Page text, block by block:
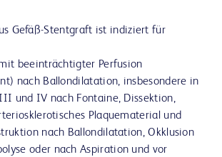
Gefäß-Stentgraft ist indiziert für
beeinträchtigter Perfusion
nach Ballondilatation, insbesondere in
und IV nach Fontaine, Dissektion,
Plaquematerial und
nach Ballondilatation, Okklusion
oder nach Aspiration und vor